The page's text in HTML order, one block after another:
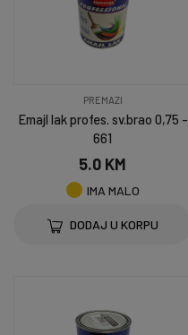
PREMAZI
Emajl lak profes. sv.brao 0,75 -
661
5.0 KM
IMA MALO
DODAJ U KORPU